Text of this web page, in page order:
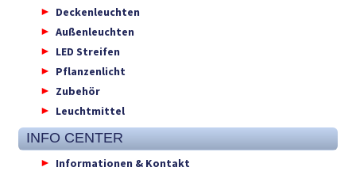
Deckenleuchten
Außenleuchten
LED Streifen
Pflanzenlicht
Zubehör
Leuchtmittel
INFO CENTER
Informationen & Kontakt